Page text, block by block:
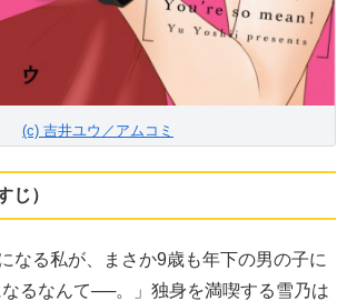
(c) 吉井ユウ／アムコミ
じ）
なる私が、まさか9歳も年下の男の子に
るなんて──。」独身を満喫する雪乃は